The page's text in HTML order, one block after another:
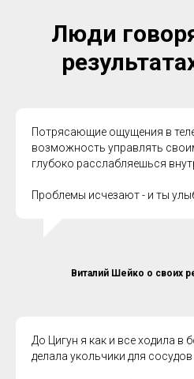
Люди
Потрясающие ощущения в
возможность управлять
глубоко расслабляешься
Проблемы исчезают - и ты
Виталий Шейко о своих
До Цигун я как и все ходила в
делала укольчики для